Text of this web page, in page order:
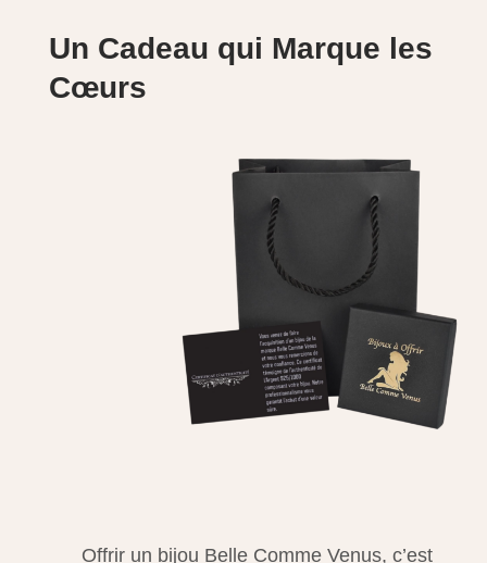
Un Cadeau qui Marque les
Cœurs
Offrir un bijou Belle Comme Venus, c’est